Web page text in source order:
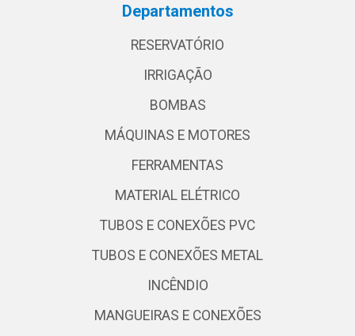
Departamentos
RESERVATÓRIO
IRRIGAÇÃO
BOMBAS
MÁQUINAS E MOTORES
FERRAMENTAS
MATERIAL ELÉTRICO
TUBOS E CONEXÕES PVC
TUBOS E CONEXÕES METAL
INCÊNDIO
MANGUEIRAS E CONEXÕES